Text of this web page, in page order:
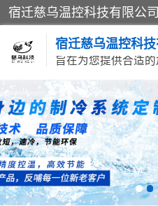
宿迁慈乌温控科技
旨在为您提供合适
冷水机
导热油加热器